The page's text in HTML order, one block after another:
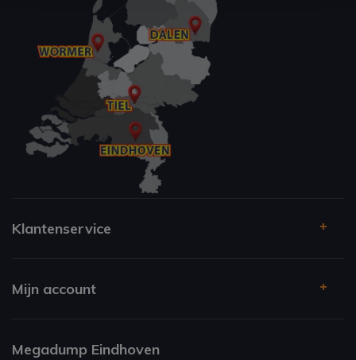
Klantenservice
Mijn account
Megadump Eindhoven